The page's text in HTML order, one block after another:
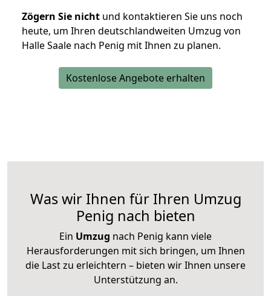
Zögern Sie nicht und kontaktieren Sie uns noch
heute, um Ihren deutschlandweiten Umzug von
Halle Saale nach Penig mit Ihnen zu planen.
Kostenlose Angebote erhalten
Was wir Ihnen für Ihren Umzug
Penig nach bieten
Ein Umzug nach Penig kann viele
Herausforderungen mit sich bringen, um Ihnen
die Last zu erleichtern – bieten wir Ihnen unsere
Unterstützung an.